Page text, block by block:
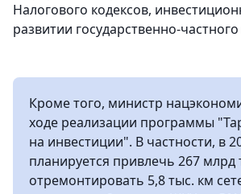
Налогового кодексов,
развитии государственно-
Кроме того, министр
ходе реализации программы
на инвестиции". В частности, в
планируется привлечь 267 млрд
отремонтировать 5,8 тыс. км